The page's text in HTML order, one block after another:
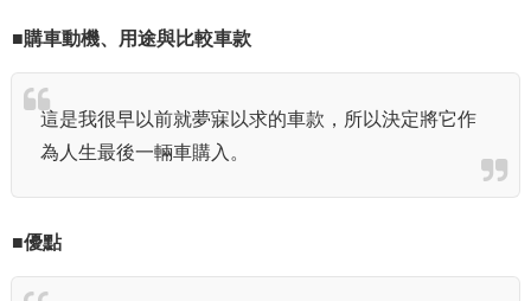
■購車動機、用途與比較車款
這是我很早以前就夢寐以求的車款，所以決定將它作
為人生最後一輛車購入。
■優點